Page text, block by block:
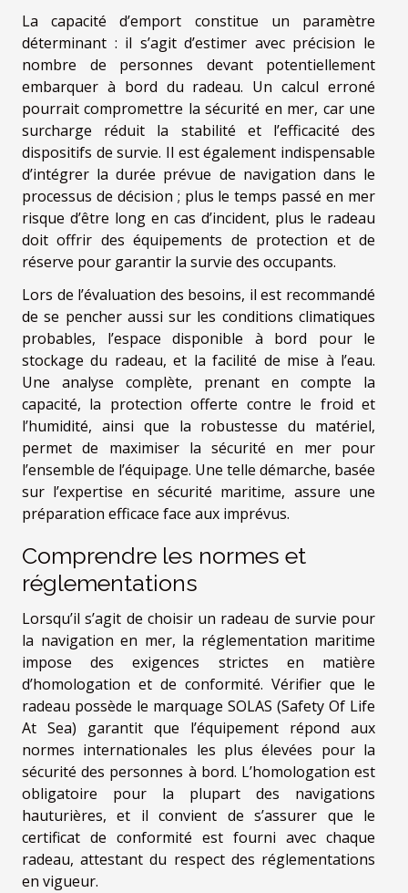
La capacité d’emport constitue un paramètre
déterminant : il s’agit d’estimer avec précision le
nombre de personnes devant potentiellement
embarquer à bord du radeau. Un calcul erroné
pourrait compromettre la sécurité en mer, car une
surcharge réduit la stabilité et l’efficacité des
dispositifs de survie. Il est également indispensable
d’intégrer la durée prévue de navigation dans le
processus de décision ; plus le temps passé en mer
risque d’être long en cas d’incident, plus le radeau
doit offrir des équipements de protection et de
réserve pour garantir la survie des occupants.
Lors de l’évaluation des besoins, il est recommandé
de se pencher aussi sur les conditions climatiques
probables, l’espace disponible à bord pour le
stockage du radeau, et la facilité de mise à l’eau.
Une analyse complète, prenant en compte la
capacité, la protection offerte contre le froid et
l’humidité, ainsi que la robustesse du matériel,
permet de maximiser la sécurité en mer pour
l’ensemble de l’équipage. Une telle démarche, basée
sur l’expertise en sécurité maritime, assure une
préparation efficace face aux imprévus.
Comprendre les normes et
réglementations
Lorsqu’il s’agit de choisir un radeau de survie pour
la navigation en mer, la réglementation maritime
impose des exigences strictes en matière
d’homologation et de conformité. Vérifier que le
radeau possède le marquage SOLAS (Safety Of Life
At Sea) garantit que l’équipement répond aux
normes internationales les plus élevées pour la
sécurité des personnes à bord. L’homologation est
obligatoire pour la plupart des navigations
hauturières, et il convient de s’assurer que le
certificat de conformité est fourni avec chaque
radeau, attestant du respect des réglementations
en vigueur.